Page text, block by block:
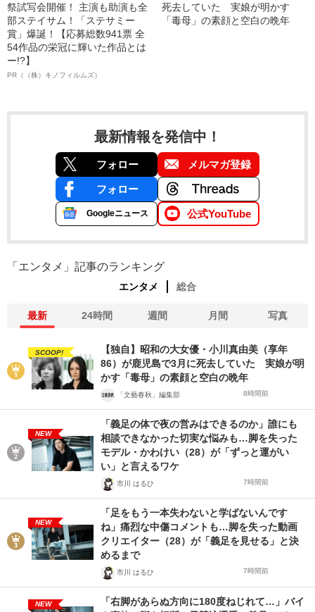
祭試写会開催！ 主演も助演も全
部ステイサム！「ステサミー
賞」爆誕！【応募総数941票 全
54作品の栄冠に輝いた作品とは
ー!?】
PR（（株）キノフィルムズ）
死去していた 実娘が明かす
「毒母」の素顔と空白の晩年
最新情報を発信中！
フォロー メルマガ登録
フォロー
Googleニュース 公式YouTube
「エンタメ」記事のランキング
エンタメ 総合
最新 24時間 週間 月間 写真
SCOOP!
【独自】昭和の大女優・小川真由美（享年
86）が鹿児島で3月に死去していた 実娘が明
かす「毒母」の素顔と空白の晩年
「文藝春秋」編集部 8時間前
NEW
「義足の体で夜の営みはできるのか」誰にも
相談できなかった切実な悩みも…脚を失った
モデル・かわけい（28）が「ずっと運がい
い」と言えるワケ
市川 はるひ 7時間前
NEW
「足をもう一本失わないと学ばないんです
ね」痛烈な中傷コメントも…脚を失った動画
クリエイター（28）が「義足を見せる」と決
めるまで
市川 はるひ 7時間前
NEW
「右脚があらぬ方向に180度ねじれて…」バイ